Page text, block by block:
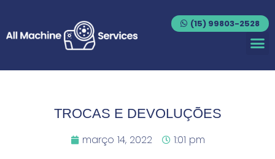
(15) 99803-2528
TROCAS E DEVOLUÇÕES
março 14, 2022 1:01 pm